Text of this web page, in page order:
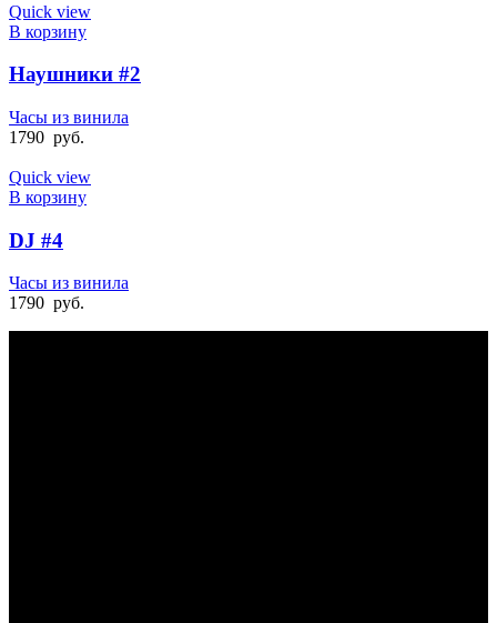
Quick view
В корзину
Наушники #2
Часы из винила
1790 руб.
Quick view
В корзину
DJ #4
Часы из винила
1790 руб.